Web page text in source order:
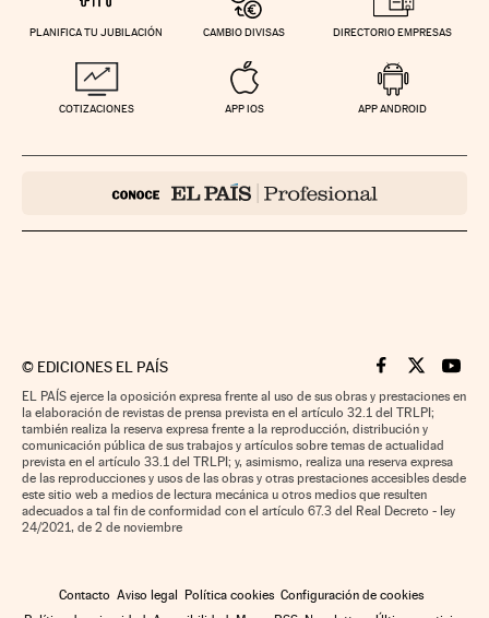
PLANIFICA TU JUBILACIÓN CAMBIO DIVISAS DIRECTORIO EMPRESAS
COTIZACIONES APP IOS APP ANDROID
© EDICIONES EL PAÍS Cinco Días en
Cinco Días
Cinco
EL PAÍS ejerce la oposición expresa frente al uso de sus obras y prestaciones en
la elaboración de revistas de prensa prevista en el artículo 32.1 del TRLPI;
también realiza la reserva expresa frente a la reproducción, distribución y
comunicación pública de sus trabajos y artículos sobre temas de actualidad
prevista en el artículo 33.1 del TRLPI; y, asimismo, realiza una reserva expresa
de las reproducciones y usos de las obras y otras prestaciones accesibles desde
este sitio web a medios de lectura mecánica u otros medios que resulten
adecuados a tal fin de conformidad con el artículo 67.3 del Real Decreto - ley
24/2021, de 2 de noviembre
Contacto Aviso legal Política cookies Configuración de cookies